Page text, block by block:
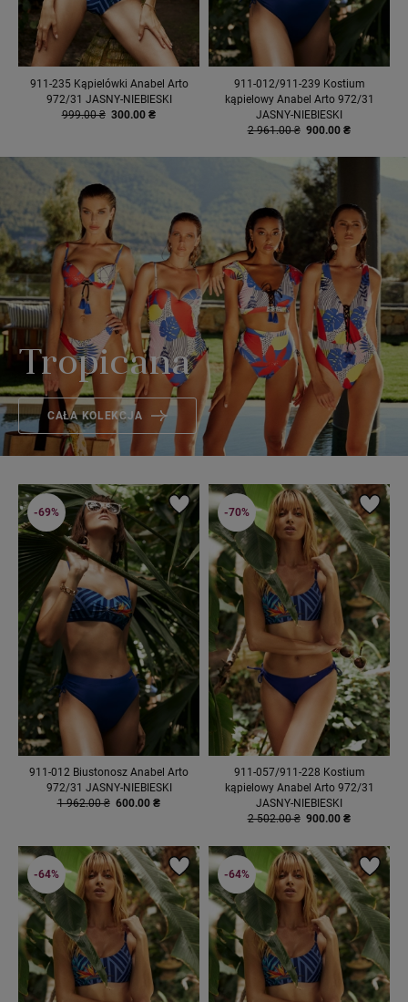
911-235 Kąpielówki Anabel Arto
972/31 JASNY-NIEBIESKI
999.00 ₴ 300.00 ₴
911-012/911-239 Kostium
kąpielowy Anabel Arto 972/31
JASNY-NIEBIESKI
2 961.00 ₴ 900.00 ₴
Tropicana
CAŁA KOLEKCJA
911-012 Biustonosz Anabel Arto
972/31 JASNY-NIEBIESKI
1 962.00 ₴ 600.00 ₴
-69%
911-057/911-228 Kostium
kąpielowy Anabel Arto 972/31
JASNY-NIEBIESKI
2 502.00 ₴ 900.00 ₴
-70%
-64% -64%